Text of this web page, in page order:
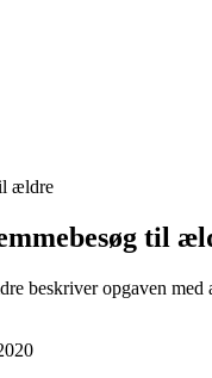
ældre
til
beskriver opgaven